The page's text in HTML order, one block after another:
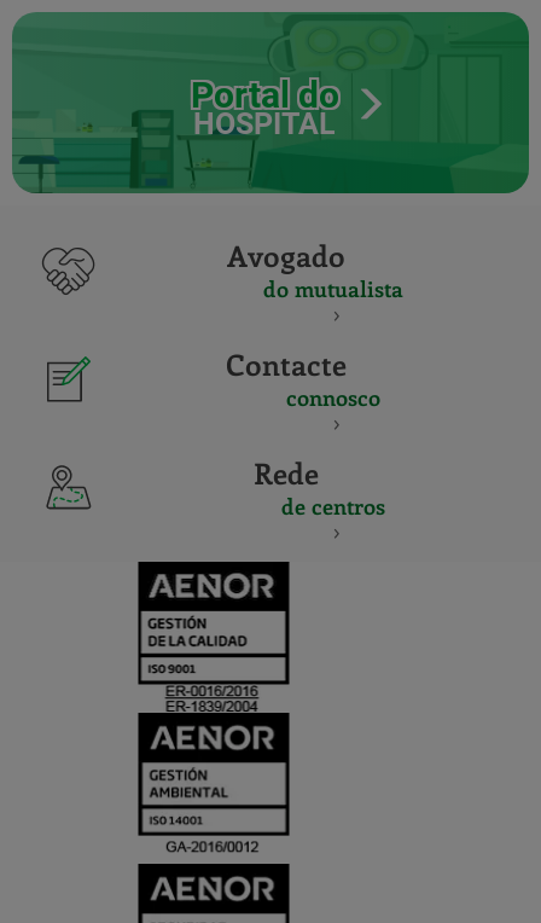
Portal do
HOSPITAL
Avogado
do mutualista
Contacte
connosco
Rede
de centros